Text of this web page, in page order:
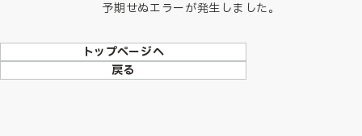
予期せぬエラーが発生しました。
戻る
トップページへ